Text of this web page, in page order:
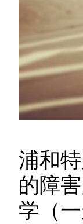
浦和
的障
学（